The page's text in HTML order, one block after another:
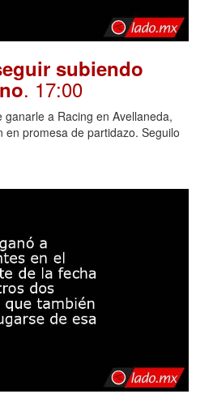
subiendo
. 17:00
ganarle a Racing en Avellaneda,
en promesa de partidazo. Seguilo